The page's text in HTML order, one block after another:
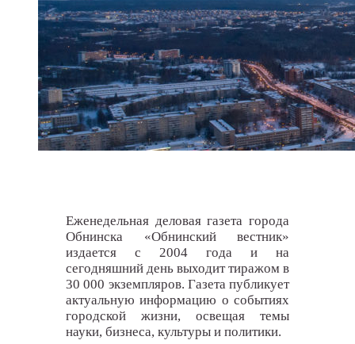
Еженедельная деловая газета города
Обнинска «Обнинский вестник»
издается с 2004 года и на
сегодняшний день выходит тиражом в
30 000 экземпляров. Газета публикует
актуальную информацию о событиях
городской жизни, освещая темы
науки, бизнеса, культуры и политики.